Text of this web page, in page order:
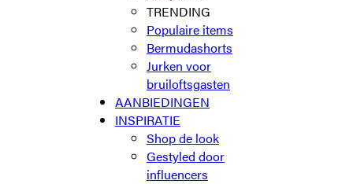
TRENDING
Populaire items
Bermudashorts
Jurken voor
bruiloftsgasten
AANBIEDINGEN
INSPIRATIE
Shop de look
Gestyled door
influencers